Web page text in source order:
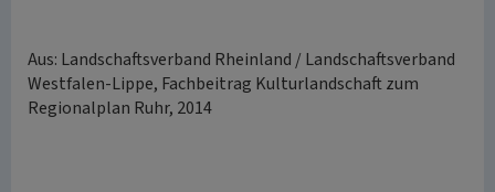
Aus: Landschaftsverband Rheinland / Landschaftsverband
Westfalen-Lippe, Fachbeitrag Kulturlandschaft zum
Regionalplan Ruhr, 2014